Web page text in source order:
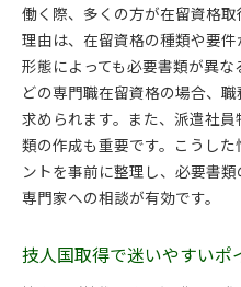
働く際、多くの方が在留資格取
理由は、在留資格の種類や要
形態によっても必要書類が異
どの専門職在留資格の場合、
求められます。また、派遣社
類の作成も重要です。こうし
ントを事前に整理し、必要書
専門家への相談が有効です。
技人国取得で迷いやすいポ